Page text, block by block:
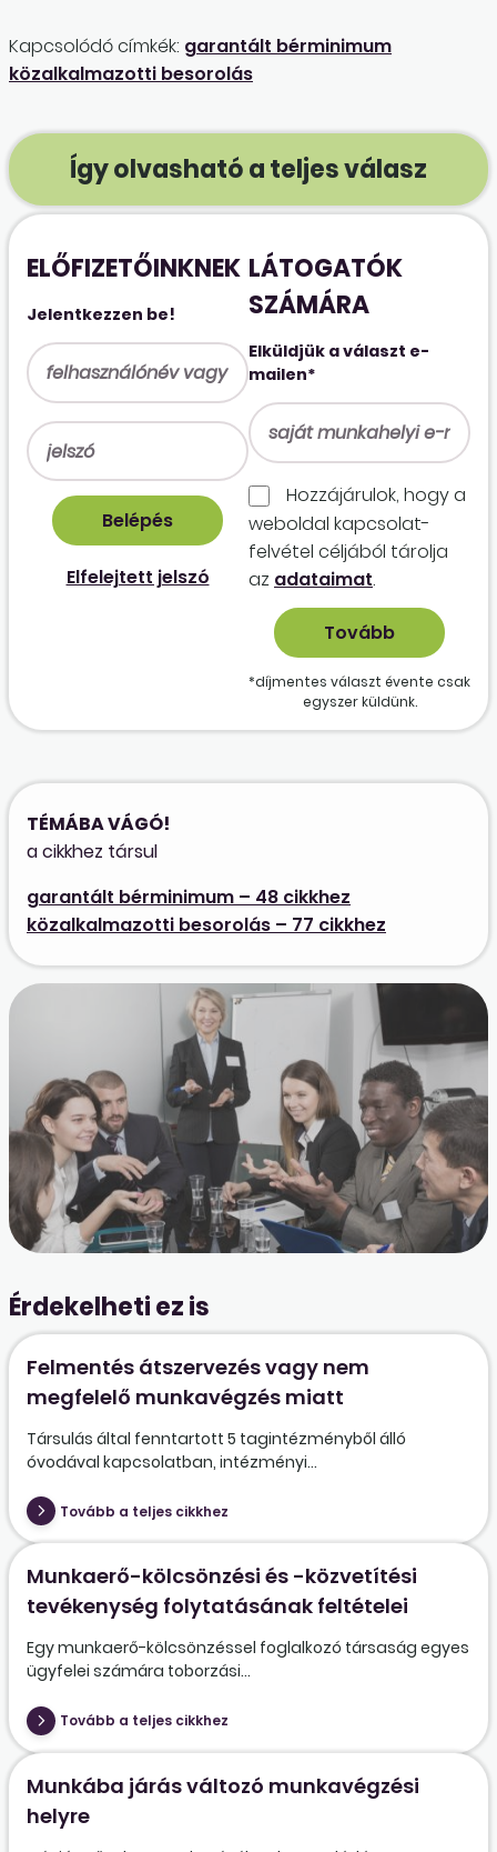
Kapcsolódó címkék: garantált bérminimum
közalkalmazotti besorolás
Így olvasható a teljes válasz
ELŐFIZETŐINKNEK
Jelentkezzen be!
Elfelejtett jelszó
LÁTOGATÓK
SZÁMÁRA
Elküldjük a választ e-
mailen*
Hozzájárulok, hogy a
weboldal kapcso­lat­
felvétel céljából tárolja
az adataimat.
*díjmentes választ évente csak
egyszer küldünk.
TÉMÁBA VÁGÓ!
a cikkhez társul
garantált bérminimum – 48 cikkhez
közalkalmazotti besorolás – 77 cikkhez
Érdekelheti ez is
Felmentés átszervezés vagy nem
megfelelő munkavégzés miatt
Társulás által fenntartott 5 tagintézményből álló
óvodával kapcsolatban, intézményi...
Tovább a teljes cikkhez
Munkaerő-kölcsönzési és -közvetítési
tevékenység folytatásának feltételei
Egy munkaerő-kölcsönzéssel foglalkozó társaság egyes
ügyfelei számára toborzási...
Tovább a teljes cikkhez
Munkába járás változó munkavégzési
helyre